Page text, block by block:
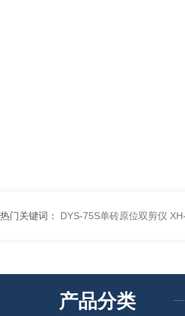
热门关键词： DYS-75S单砖原位双剪仪
产品分类